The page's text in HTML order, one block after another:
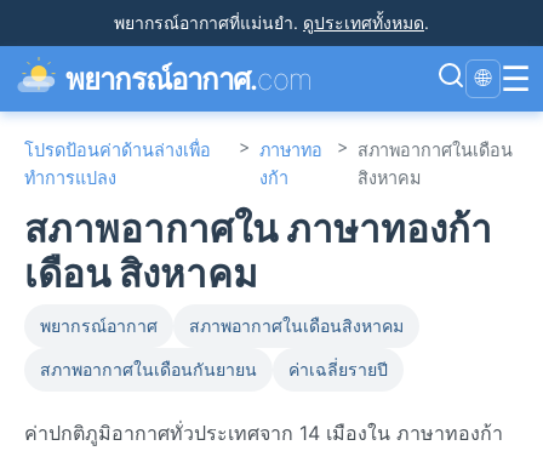
พยากรณ์อากาศที่แม่นยำ. ดูประเทศทั้งหมด.
พยากรณ์อากาศ.com 🌐 ☰
โปรดป้อนค่าด้านล่างเพื่อ
ทำการแปลง
> ภาษาทอ
งก้า
> สภาพอากาศในเดือน
สิงหาคม
สภาพอากาศใน ภาษาทองก้า
เดือน สิงหาคม
พยากรณ์อากาศ สภาพอากาศในเดือนสิงหาคม
สภาพอากาศในเดือนกันยายน ค่าเฉลี่ยรายปี
ค่าปกติภูมิอากาศทั่วประเทศจาก 14 เมืองใน ภาษาทองก้า